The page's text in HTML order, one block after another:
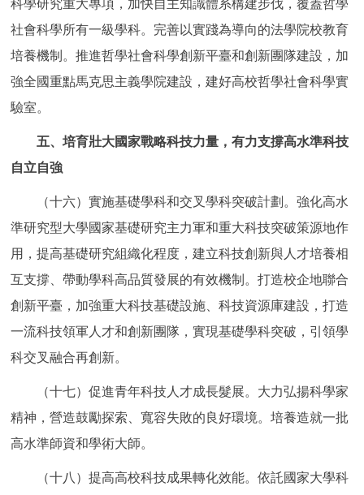
科學研究重大專項，加快自主知識體系構建步伐，覆蓋哲學
社會科學所有一級學科。完善以實踐為導向的法學院校教育
培養機制。推進哲學社會科學創新平臺和創新團隊建設，加
強全國重點馬克思主義學院建設，建好高校哲學社會科學實
驗室。
五、培育壯大國家戰略科技力量，有力支撐高水準科技
自立自強
（十六）實施基礎學科和交叉學科突破計劃。強化高水
準研究型大學國家基礎研究主力軍和重大科技突破策源地作
用，提高基礎研究組織化程度，建立科技創新與人才培養相
互支撐、帶動學科高品質發展的有效機制。打造校企地聯合
創新平臺，加強重大科技基礎設施、科技資源庫建設，打造
一流科技領軍人才和創新團隊，實現基礎學科突破，引領學
科交叉融合再創新。
（十七）促進青年科技人才成長髮展。大力弘揚科學家
精神，營造鼓勵探索、寬容失敗的良好環境。培養造就一批
高水準師資和學術大師。
（十八）提高高校科技成果轉化效能。依託國家大學科